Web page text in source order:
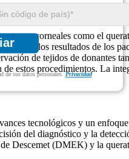
de sus datos personales.Privacidad
corneales como el
los resultados de los
de tejidos de donantes
estos procedimientos. La
tecnológicos y un
del diagnóstico y la
Descemet (DMEK) y la